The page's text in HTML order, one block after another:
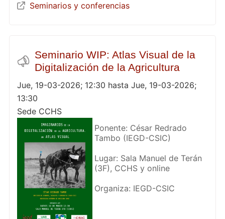
Seminarios y conferencias
Seminario WIP: Atlas Visual de la
Digitalización de la Agricultura
Jue, 19-03-2026; 12:30 hasta Jue, 19-03-2026;
13:30
Sede CCHS
Ponente: César Redrado
Tambo (IEGD-CSIC)
Lugar: Sala Manuel de Terán
(3F), CCHS y online
Organiza: IEGD-CSIC